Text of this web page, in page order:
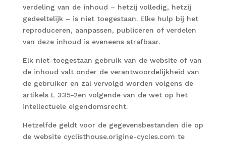
verdeling van de inhoud – hetzij volledig, hetzij
gedeeltelijk – is niet toegestaan. Elke hulp bij het
reproduceren, aanpassen, publiceren of verdelen
van deze inhoud is eveneens strafbaar.
Elk niet-toegestaan gebruik van de website of van
de inhoud valt onder de verantwoordelijkheid van
de gebruiker en zal vervolgd worden volgens de
artikels L 335-2en volgende van de wet op het
intellectuele eigendomsrecht.
Hetzelfde geldt voor de gegevensbestanden die op
de website cyclisthouse.origine-cycles.com te